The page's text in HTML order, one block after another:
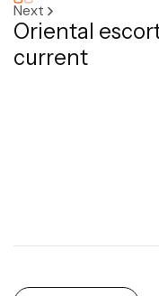
Next
Oriental
current